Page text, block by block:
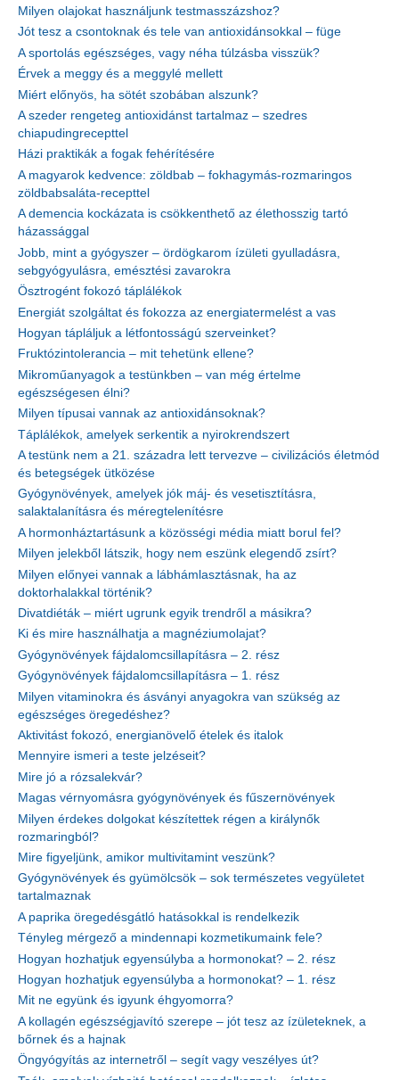
Milyen olajokat használjunk testmasszázshoz?
Jót tesz a csontoknak és tele van antioxidánsokkal – füge
A sportolás egészséges, vagy néha túlzásba visszük?
Érvek a meggy és a meggylé mellett
Miért előnyös, ha sötét szobában alszunk?
A szeder rengeteg antioxidánst tartalmaz – szedres
chiapudingrecepttel
Házi praktikák a fogak fehérítésére
A magyarok kedvence: zöldbab – fokhagymás-rozmaringos
zöldbabsaláta-recepttel
A demencia kockázata is csökkenthető az élethosszig tartó
házassággal
Jobb, mint a gyógyszer – ördögkarom ízületi gyulladásra,
sebgyógyulásra, emésztési zavarokra
Ösztrogént fokozó táplálékok
Energiát szolgáltat és fokozza az energiatermelést a vas
Hogyan tápláljuk a létfontosságú szerveinket?
Fruktózintolerancia – mit tehetünk ellene?
Mikroműanyagok a testünkben – van még értelme
egészségesen élni?
Milyen típusai vannak az antioxidánsoknak?
Táplálékok, amelyek serkentik a nyirokrendszert
A testünk nem a 21. századra lett tervezve – civilizációs életmód
és betegségek ütközése
Gyógynövények, amelyek jók máj- és vesetisztításra,
salaktalanításra és méregtelenítésre
A hormonháztartásunk a közösségi média miatt borul fel?
Milyen jelekből látszik, hogy nem eszünk elegendő zsírt?
Milyen előnyei vannak a lábhámlasztásnak, ha az
doktorhalakkal történik?
Divatdiéták – miért ugrunk egyik trendről a másikra?
Ki és mire használhatja a magnéziumolajat?
Gyógynövények fájdalomcsillapításra – 2. rész
Gyógynövények fájdalomcsillapításra – 1. rész
Milyen vitaminokra és ásványi anyagokra van szükség az
egészséges öregedéshez?
Aktivitást fokozó, energianövelő ételek és italok
Mennyire ismeri a teste jelzéseit?
Mire jó a rózsalekvár?
Magas vérnyomásra gyógynövények és fűszernövények
Milyen érdekes dolgokat készítettek régen a királynők
rozmaringból?
Mire figyeljünk, amikor multivitamint veszünk?
Gyógynövények és gyümölcsök – sok természetes vegyületet
tartalmaznak
A paprika öregedésgátló hatásokkal is rendelkezik
Tényleg mérgező a mindennapi kozmetikumaink fele?
Hogyan hozhatjuk egyensúlyba a hormonokat? – 2. rész
Hogyan hozhatjuk egyensúlyba a hormonokat? – 1. rész
Mit ne együnk és igyunk éhgyomorra?
A kollagén egészségjavító szerepe – jót tesz az ízületeknek, a
bőrnek és a hajnak
Öngyógyítás az internetről – segít vagy veszélyes út?